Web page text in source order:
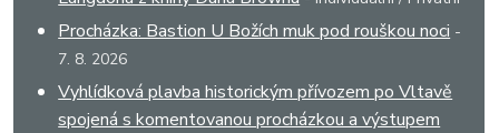
Procházka: Bastion U Božích muk pod rouškou noci -
7. 8. 2026
Vyhlídková plavba historickým přívozem po Vltavě
spojená s komentovanou procházkou a výstupem